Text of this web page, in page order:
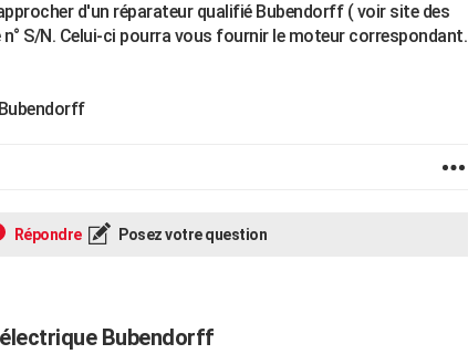
d'un réparateur qualifié Bubendorff ( voir site des
S/N. Celui-ci pourra vous fournir le moteur correspondant.
Répondre Posez votre question
Bubendorff